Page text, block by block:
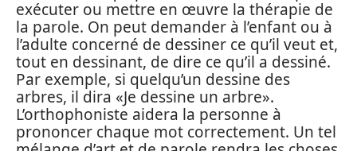
exécuter ou mettre en œuvre la thérapie de
la parole. On peut demander à l’enfant ou à
l’adulte concerné de dessiner ce qu’il veut et,
tout en dessinant, de dire ce qu’il a dessiné.
Par exemple, si quelqu’un dessine des
arbres, il dira «Je dessine un arbre».
L’orthophoniste aidera la personne à
prononcer chaque mot correctement. Un tel